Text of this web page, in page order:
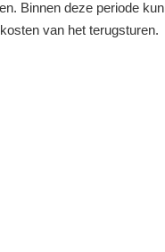
Binnen deze periode kun
van het terugsturen.